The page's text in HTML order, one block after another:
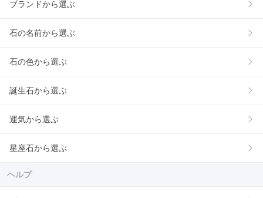
ブランドから選ぶ
石の名前から選ぶ
石の色から選ぶ
誕生石から選ぶ
運気から選ぶ
星座石から選ぶ
ヘルプ